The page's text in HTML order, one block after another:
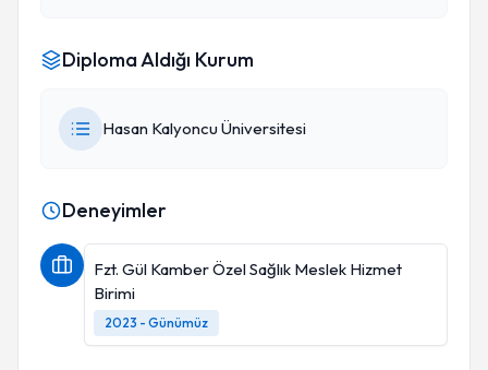
Diploma Aldığı Kurum
Hasan Kalyoncu Üniversitesi
Deneyimler
Fzt. Gül Kamber Özel Sağlık Meslek Hizmet
Birimi
2023 - Günümüz